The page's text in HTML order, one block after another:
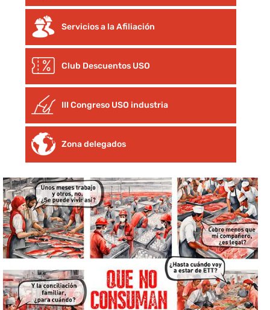
Servicios a la Afiliación
Club Descuentos USO
III Congreso USO industria
Zona delegados